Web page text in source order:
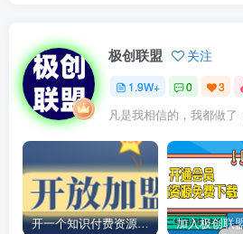
极创联盟 关注
1.9W+ 0 3
开一个知识付费资源网站，小白也能日入1000+